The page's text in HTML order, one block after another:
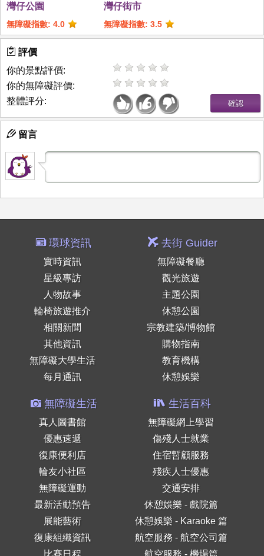
灣仔公園
無障礙指數: 4.0
灣仔街市
無障礙指數: 3.5
評價
你的景點評價:
你的無障礙評價:
整體評分:
留言
環球資訊
實時資訊
星級專訪
人物故事
輪椅旅遊推介
相關新聞
其他資訊
無障礙大學生活
每月通訊
去街 Guider
無障礙餐廳
觀光旅遊
主題公園
休憩公園
宗教建築/博物館
購物指南
教育機構
休憩娛樂
無障礙生活
真人圖書館
優惠速遞
復康便利店
輪友小社區
無障礙運動
最新活動預告
展能藝術
復康組織資訊
比賽日程
生活百科
無障礙網上學習
傷殘人士就業
住宿暫顧服務
殘疾人士優惠
交通安排
休憩娛樂 - 戲院篇
休憩娛樂 - Karaoke 篇
航空服務 - 航空公司篇
航空服務 - 機場篇